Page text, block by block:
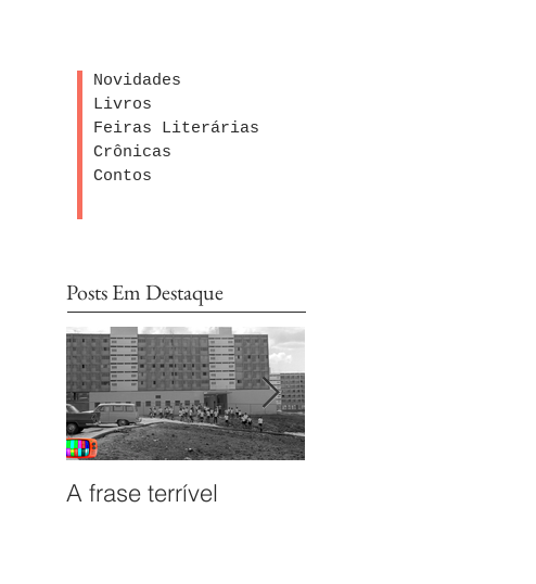
Novidades
Livros
Feiras Literárias
Crônicas
Contos
Posts Em Destaque
A frase terrível